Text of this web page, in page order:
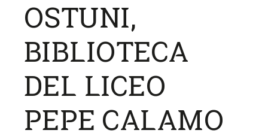
OSTUNI,
BIBLIOTECA
DEL LICEO
PEPE CALAMO